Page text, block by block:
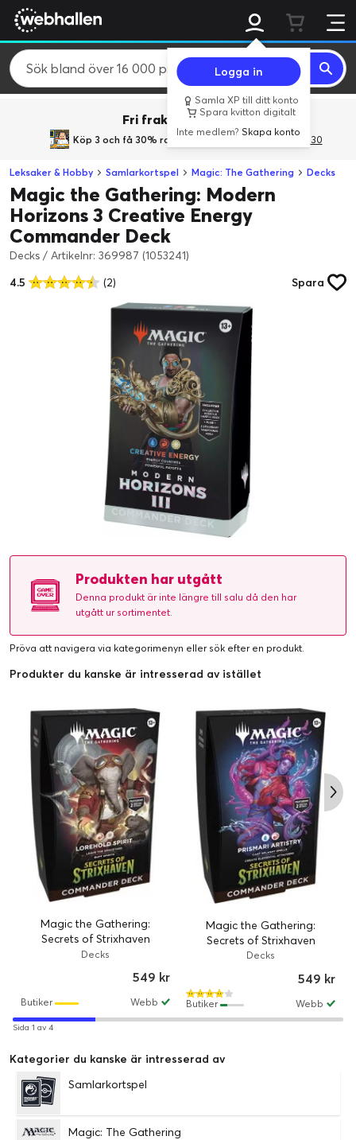
Logga in
Samla XP till ditt konto
Spara kvitton digitalt
Inte medlem?Skapa konto
Fri frakt över 800 kr.
Köp 3 och få 30% rabatt med rabattkoden 3Gives30
Leksaker & Hobby Samlarkortspel Magic: The Gathering Decks
Magic the Gathering: Modern
Horizons 3 Creative Energy
Commander Deck
Decks / Artikelnr: 369987 (1053241)
4.5
(2) Spara
Produkten har utgått
Denna produkt är inte längre till salu då den har
utgått ur sortimentet.
Pröva att navigera via kategorimenyn eller sök efter en produkt.
Produkter du kanske är intresserad av istället
Magic the Gathering:
Secrets of Strixhaven
Lorehold Spirit Commander
Decks
549 kr
Webb
Butiker
Magic the Gathering:
Secrets of Strixhaven
Prismari Artistry
Decks
549 kr
Webb
Butiker
Sida 1 av 4
Kategorier du kanske är intresserad av
Samlarkortspel
Magic: The Gathering